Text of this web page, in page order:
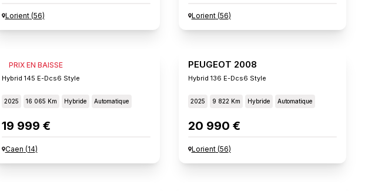
Lorient(56) Lorient(56)
PRIX EN BAISSE
PEUGEOT 2008
Hybrid 145 E-Dcs6 Style
2025 16 065 Km Hybride Automatique
19 999 €
Caen (14)
PEUGEOT 2008
Hybrid 136 E-Dcs6 Style
2025 9 822 Km Hybride Automatique
20 990 €
Lorient(56)